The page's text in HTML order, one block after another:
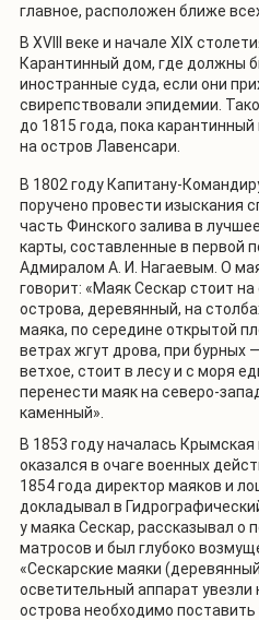
главное, расположен ближе
В XVIII веке и начале XIX
Карантинный дом, где должны
иностранные суда, если они
свирепствовали эпидемии.
до 1815 года, пока
на остров Лавенсари.
В 1802 году Капитану-
поручено провести изыскания
часть Финского залива в
карты, составленные в первой
Адмиралом А. И. Нагаевым. О
говорит: «Маяк Сескар стоит
острова, деревянный, на
маяка, по середине открытой
ветрах жгут дрова, при бурных
ветхое, стоит в лесу и с моря
перенести маяк на северо-
каменный».
В 1853 году началась
оказался в очаге военных
1854 года директор маяков и
докладывал в
у маяка Сескар, рассказывал о
матросов и был глубоко
«Сескарские маяки
осветительный аппарат увезли
острова необходимо